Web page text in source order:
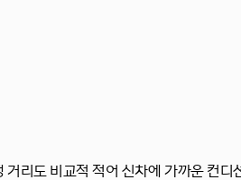
리도 비교적 적어 신차에 가까운 컨디